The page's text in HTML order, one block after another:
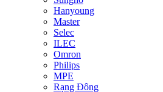
Hanyoung
Master
Selec
ILEC
Omron
Philips
MPE
Rạng Đông